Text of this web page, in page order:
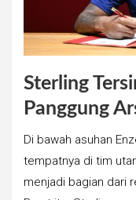
Sterling
Panggung
Di bawah asuhan
tempatnya di tim
menjadi bagian dari